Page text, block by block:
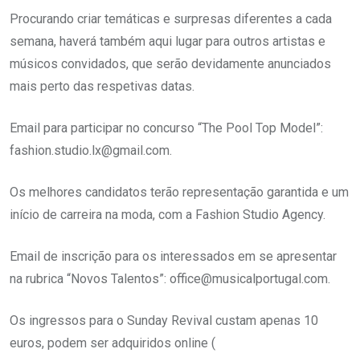
Procurando criar temáticas e surpresas diferentes a cada
semana, haverá também aqui lugar para outros artistas e
músicos convidados, que serão devidamente anunciados
mais perto das respetivas datas.
Email para participar no concurso “The Pool Top Model”:
fashion.studio.lx@gmail.com.
Os melhores candidatos terão representação garantida e um
início de carreira na moda, com a Fashion Studio Agency.
Email de inscrição para os interessados em se apresentar
na rubrica “Novos Talentos”: office@musicalportugal.com.
Os ingressos para o Sunday Revival custam apenas 10
euros, podem ser adquiridos online (